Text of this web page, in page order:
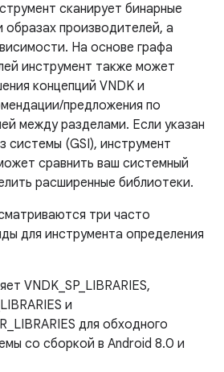
сканирует бинарные
производителей, а
На основе графа
инструмент также может
концепций VNDK и
предложения по
между разделами. Если указан
системы (GSI), инструмент
сравнить ваш системный
расширенные библиотеки.
три часто
для инструмента определения
VNDK_SP_LIBRARIES,
и
для обходного
со сборкой в ​​Android 8.0 и